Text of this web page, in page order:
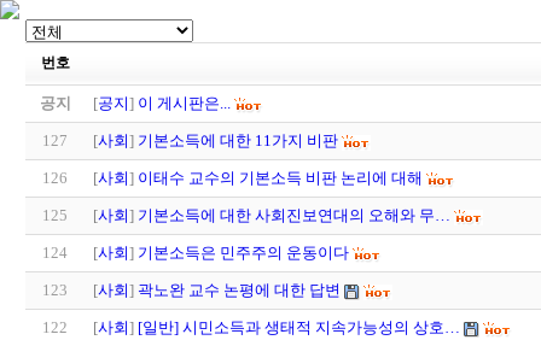
번호
공지 [공지] 이 게시판은...
127 [사회] 기본소득에 대한 11가지 비판
126 [사회] 이태수 교수의 기본소득 비판 논리에 대해
125 [사회] 기본소득에 대한 사회진보연대의 오해와 무…
124 [사회] 기본소득은 민주주의 운동이다
123 [사회] 곽노완 교수 논평에 대한 답변
122 [사회] [일반] 시민소득과 생태적 지속가능성의 상호…